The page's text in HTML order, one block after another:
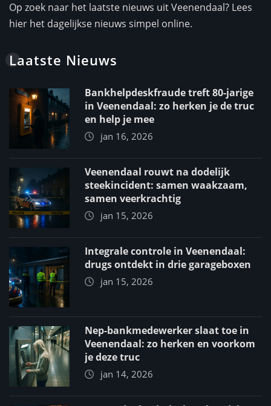
Op zoek naar het laatste nieuws uit Veenendaal? Lees
hier het dagelijkse nieuws simpel online.
Laatste Nieuws
Bankhelpdeskfraude treft 80-jarige
in Veenendaal: zo herken je de truc
en help je mee
jan 16, 2026
Veenendaal rouwt na dodelijk
steekincident: samen waakzaam,
samen veerkrachtig
jan 15, 2026
Integrale controle in Veenendaal:
drugs ontdekt in drie garageboxen
jan 15, 2026
Nep-bankmedewerker slaat toe in
Veenendaal: zo herken en voorkom
je deze truc
jan 14, 2026